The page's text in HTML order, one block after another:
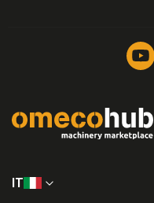
IT